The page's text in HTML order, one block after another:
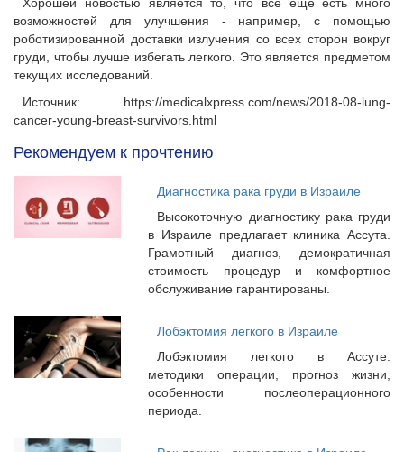
Хорошей новостью является то, что все еще есть много
возможностей для улучшения - например, с помощью
роботизированной доставки излучения со всех сторон вокруг
груди, чтобы лучше избегать легкого. Это является предметом
текущих исследований.
Источник: https://medicalxpress.com/news/2018-08-lung-
cancer-young-breast-survivors.html
Рекомендуем к прочтению
Диагностика рака груди в Израиле
Высокоточную диагностику рака груди
в Израиле предлагает клиника Ассута.
Грамотный диагноз, демократичная
стоимость процедур и комфортное
обслуживание гарантированы.
Лобэктомия легкого в Израиле
Лобэктомия легкого в Ассуте:
методики операции, прогноз жизни,
особенности послеоперационного
периода.